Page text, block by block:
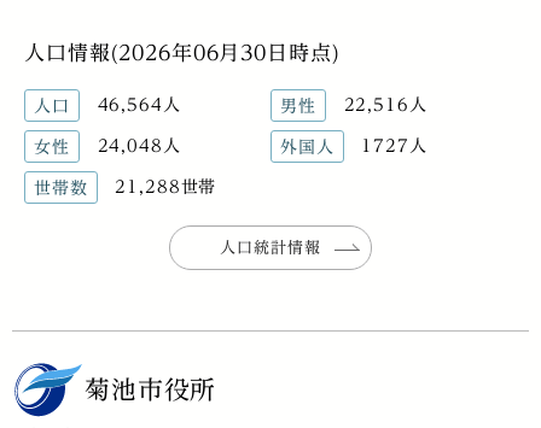
人口情報(2026年06月30日時点)
人口 46,564人 男性 22,516人
女性 24,048人 外国人 1727人
世帯数 21,288世帯
人口統計情報
菊池市役所